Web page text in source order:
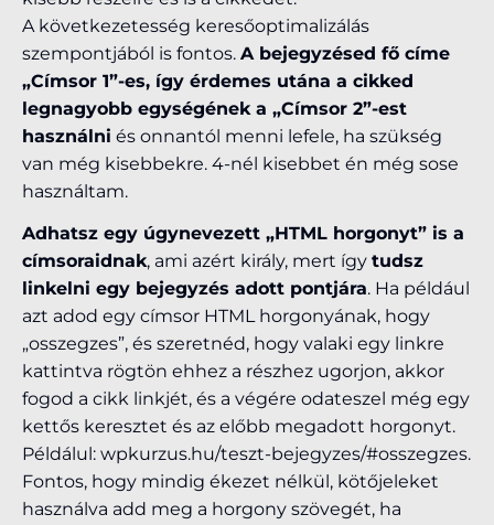
A következetesség keresőoptimalizálás
szempontjából is fontos. A bejegyzésed fő címe
„Címsor 1”-es, így érdemes utána a cikked
legnagyobb egységének a „Címsor 2”-est
használni és onnantól menni lefele, ha szükség
van még kisebbekre. 4-nél kisebbet én még sose
használtam.
Adhatsz egy úgynevezett „HTML horgonyt” is a
címsoraidnak, ami azért király, mert így tudsz
linkelni egy bejegyzés adott pontjára. Ha például
azt adod egy címsor HTML horgonyának, hogy
„osszegzes”, és szeretnéd, hogy valaki egy linkre
kattintva rögtön ehhez a részhez ugorjon, akkor
fogod a cikk linkjét, és a végére odateszel még egy
kettős keresztet és az előbb megadott horgonyt.
Példálul: wpkurzus.hu/teszt-bejegyzes/#osszegzes.
Fontos, hogy mindig ékezet nélkül, kötőjeleket
használva add meg a horgony szövegét, ha